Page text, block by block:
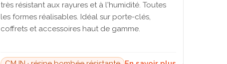
très résistant aux rayures et à l'humidité. Toutes
les formes réalisables. Idéal sur porte-clés,
coffrets et accessoires haut de gamme.